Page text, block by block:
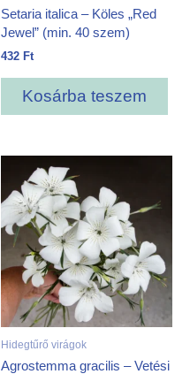
Setaria italica – Köles „Red
Jewel” (min. 40 szem)
432 Ft
Kosárba teszem
Hidegtűrő virágok
Agrostemma gracilis – Vetési